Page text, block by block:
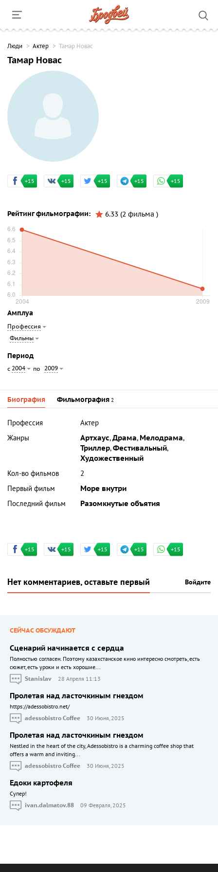
Люди Актер Тамар Новас
Тамар Новас
+15 +15 +15 +15 +15
Рейтинг фильмографии: 6.33 (2 фильма )
Амплуа
Профессия
Фильмы
Период
с 2004 по 2009
Биография Фильмография 2
Профессия
Актер
Жанры
Артхаус,Драма, Мелодрама,
Триллер,Фестивальный,
Художественный
Кол-во фильмов
2
Первый фильм
Море внутри
Последний фильм
Разомкнутые объятия
+15 +15 +15 +15 +15
Нет комментариев, оставьте первый Войдите
СЕЙЧАС ОБСУЖДАЮТ
Сценарий начинается с сердца
Полностью согласен. Поэтому казахстанское кино интересно смотреть, есть
сюжет, есть уроки и есть хорошие...
Stanislav
28 Апреля 11:13
Пролетая над ласточкиным гнездом
https://adessobistro.net/
adessobistro Coffee
30 Июня, 2025
Пролетая над ласточкиным гнездом
Nestled in the heart of the city, Adessobistro is a charming coffee shop that
offers a warm and inviting...
adessobistro Coffee
30 Июня, 2025
Едоки картофеля
Cупер!
ivan.dalmatov.88
09 Февраля, 2025